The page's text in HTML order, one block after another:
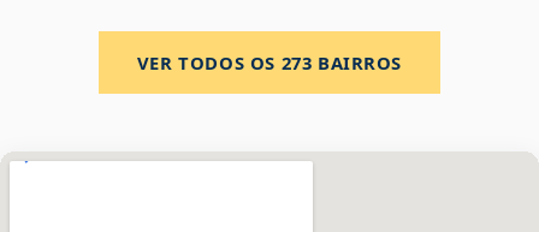
VER TODOS OS 273 BAIRROS